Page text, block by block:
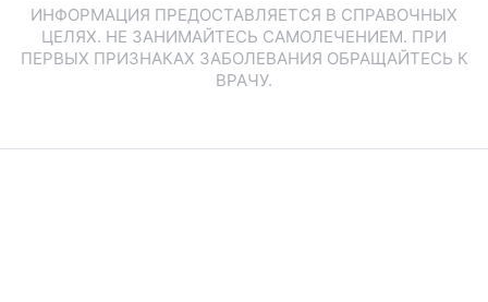
ИНФОРМАЦИЯ ПРЕДОСТАВЛЯЕТСЯ В СПРАВОЧНЫХ
ЦЕЛЯХ. НЕ ЗАНИМАЙТЕСЬ САМОЛЕЧЕНИЕМ. ПРИ
ПЕРВЫХ ПРИЗНАКАХ ЗАБОЛЕВАНИЯ ОБРАЩАЙТЕСЬ К
ВРАЧУ.